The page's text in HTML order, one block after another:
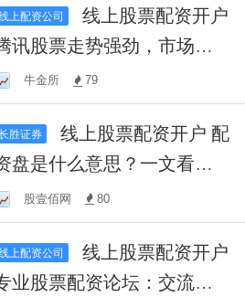
上配资公司
线上股票配资开户
讯股票走势强劲，市场看
其未来发展潜力
牛金所 79
胜证券
线上股票配资开户 配
盘是什么意思？一文看懂
风险投资模式
股壹佰网 80
上配资公司
线上股票配资开户
业股票配资论坛：交流心